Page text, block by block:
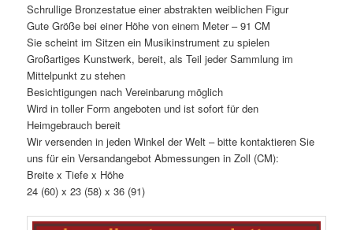
Schrullige Bronzestatue einer abstrakten weiblichen Figur
Gute Größe bei einer Höhe von einem Meter – 91 CM
Sie scheint im Sitzen ein Musikinstrument zu spielen
Großartiges Kunstwerk, bereit, als Teil jeder Sammlung im
Mittelpunkt zu stehen
Besichtigungen nach Vereinbarung möglich
Wird in toller Form angeboten und ist sofort für den
Heimgebrauch bereit
Wir versenden in jeden Winkel der Welt – bitte kontaktieren Sie
uns für ein Versandangebot Abmessungen in Zoll (CM):
Breite x Tiefe x Höhe
24 (60) x 23 (58) x 36 (91)